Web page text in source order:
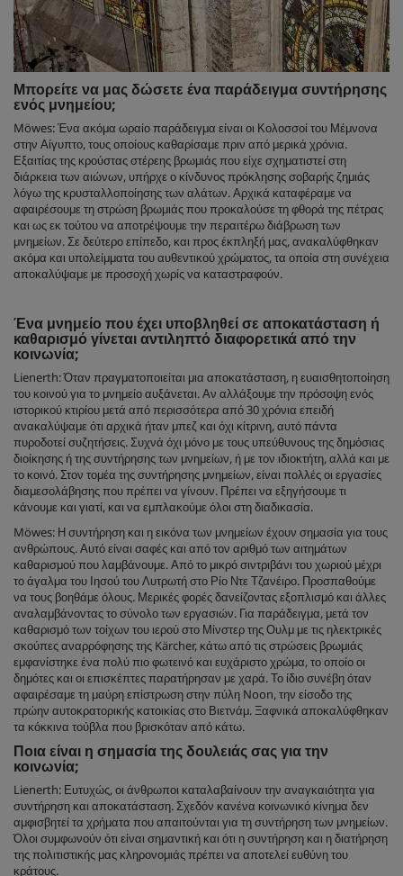
Μπορείτε να μας δώσετε ένα παράδειγμα συντήρησης
ενός μνημείου;
Möwes: Ένα ακόμα ωραίο παράδειγμα είναι οι Κολοσσοί του Μέμνονα
στην Αίγυπτο, τους οποίους καθαρίσαμε πριν από μερικά χρόνια.
Εξαιτίας της κρούστας στέρεης βρωμιάς που είχε σχηματιστεί στη
διάρκεια των αιώνων, υπήρχε ο κίνδυνος πρόκλησης σοβαρής ζημιάς
λόγω της κρυσταλλοποίησης των αλάτων. Αρχικά καταφέραμε να
αφαιρέσουμε τη στρώση βρωμιάς που προκαλούσε τη φθορά της πέτρας
και ως εκ τούτου να αποτρέψουμε την περαιτέρω διάβρωση των
μνημείων. Σε δεύτερο επίπεδο, και προς έκπληξή μας, ανακαλύφθηκαν
ακόμα και υπολείμματα του αυθεντικού χρώματος, τα οποία στη συνέχεια
αποκαλύψαμε με προσοχή χωρίς να καταστραφούν.
Ένα μνημείο που έχει υποβληθεί σε αποκατάσταση ή
καθαρισμό γίνεται αντιληπτό διαφορετικά από την
κοινωνία;
Lienerth: Όταν πραγματοποιείται μια αποκατάσταση, η ευαισθητοποίηση
του κοινού για το μνημείο αυξάνεται. Αν αλλάξουμε την πρόσοψη ενός
ιστορικού κτιρίου μετά από περισσότερα από 30 χρόνια επειδή
ανακαλύψαμε ότι αρχικά ήταν μπεζ και όχι κίτρινη, αυτό πάντα
πυροδοτεί συζητήσεις. Συχνά όχι μόνο με τους υπεύθυνους της δημόσιας
διοίκησης ή της συντήρησης των μνημείων, ή με τον ιδιοκτήτη, αλλά και με
το κοινό. Στον τομέα της συντήρησης μνημείων, είναι πολλές οι εργασίες
διαμεσολάβησης που πρέπει να γίνουν. Πρέπει να εξηγήσουμε τι
κάνουμε και γιατί, και να εμπλακούμε όλοι στη διαδικασία.
Möwes: Η συντήρηση και η εικόνα των μνημείων έχουν σημασία για τους
ανθρώπους. Αυτό είναι σαφές και από τον αριθμό των αιτημάτων
καθαρισμού που λαμβάνουμε. Από το μικρό σιντριβάνι του χωριού μέχρι
το άγαλμα του Ιησού του Λυτρωτή στο Ρίο Ντε Τζανέιρο. Προσπαθούμε
να τους βοηθάμε όλους. Μερικές φορές δανείζοντας εξοπλισμό και άλλες
αναλαμβάνοντας το σύνολο των εργασιών. Για παράδειγμα, μετά τον
καθαρισμό των τοίχων του ιερού στο Μίνστερ της Ουλμ με τις ηλεκτρικές
σκούπες αναρρόφησης της Kärcher, κάτω από τις στρώσεις βρωμιάς
εμφανίστηκε ένα πολύ πιο φωτεινό και ευχάριστο χρώμα, το οποίο οι
δημότες και οι επισκέπτες παρατήρησαν με χαρά. Το ίδιο συνέβη όταν
αφαιρέσαμε τη μαύρη επίστρωση στην πύλη Noon, την είσοδο της
πρώην αυτοκρατορικής κατοικίας στο Βιετνάμ. Ξαφνικά αποκαλύφθηκαν
τα κόκκινα τούβλα που βρισκόταν από κάτω.
Ποια είναι η σημασία της δουλειάς σας για την
κοινωνία;
Lienerth: Ευτυχώς, οι άνθρωποι καταλαβαίνουν την αναγκαιότητα για
συντήρηση και αποκατάσταση. Σχεδόν κανένα κοινωνικό κίνημα δεν
αμφισβητεί τα χρήματα που απαιτούνται για τη συντήρηση των μνημείων.
Όλοι συμφωνούν ότι είναι σημαντική και ότι η συντήρηση και η διατήρηση
της πολιτιστικής μας κληρονομιάς πρέπει να αποτελεί ευθύνη του
κράτους.